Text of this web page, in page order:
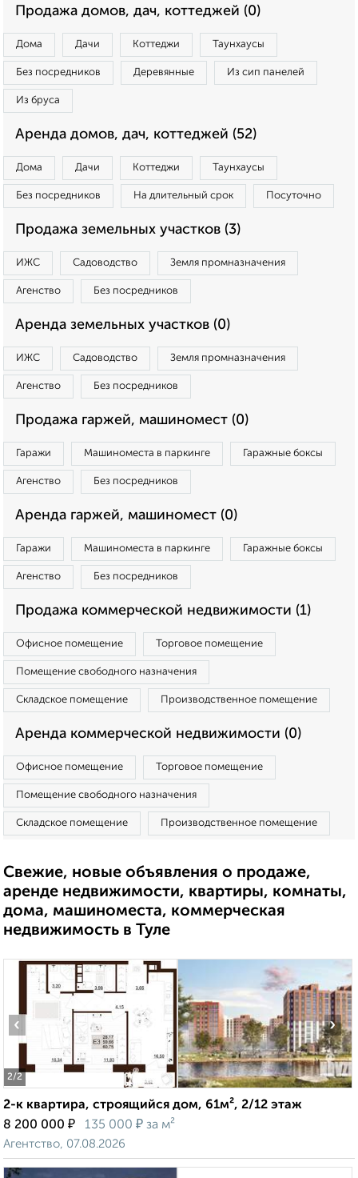
Продажа домов, дач, коттеджей (0)
Дома Дачи Коттеджи Таунхаусы
Без посредников Деревянные Из сип панелей
Из бруса
Аренда домов, дач, коттеджей (52)
Дома Дачи Коттеджи Таунхаусы
Без посредников На длительный срок Посуточно
Продажа земельных участков (3)
ИЖС Садоводство Земля промназначения
Агенство Без посредников
Аренда земельных участков (0)
ИЖС Садоводство Земля промназначения
Агенство Без посредников
Продажа гаржей, машиномест (0)
Гаражи Машиноместа в паркинге Гаражные боксы
Агенство Без посредников
Аренда гаржей, машиномест (0)
Гаражи Машиноместа в паркинге Гаражные боксы
Агенство Без посредников
Продажа коммерческой недвижимости (1)
Офисное помещение Торговое помещение
Помещение свободного назначения
Складское помещение Производственное помещение
Аренда коммерческой недвижимости (0)
Офисное помещение Торговое помещение
Помещение свободного назначения
Складское помещение Производственное помещение
Свежие, новые объявления о продаже,
аренде недвижимости, квартиры, комнаты,
дома, машиноместа, коммерческая
недвижимость в Туле
2/2
‹ ›
2-к квартира, строящийся дом, 61м², 2/12 этаж
8 200 000 ₽ 135 000 ₽ за м²
Агентство, 07.08.2026